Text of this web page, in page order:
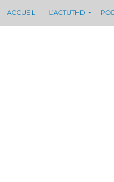
ACCUEIL L’ACTUTHD